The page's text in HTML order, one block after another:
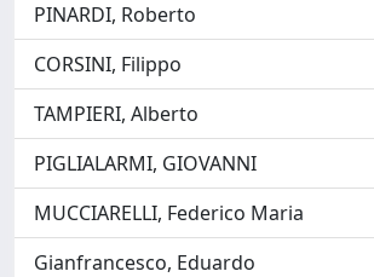
PINARDI, Roberto
CORSINI, Filippo
TAMPIERI, Alberto
PIGLIALARMI, GIOVANNI
MUCCIARELLI, Federico Maria
Gianfrancesco, Eduardo